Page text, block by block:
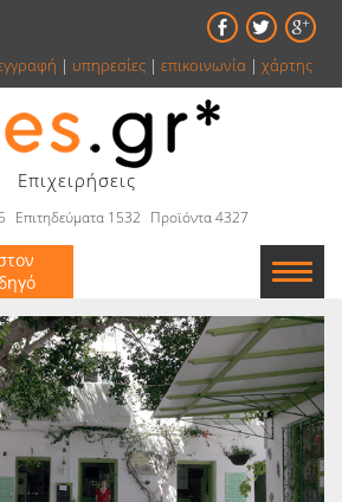
| υπηρεσίες| επικοινωνία| χάρτης
Επιχειρήσεις
Επιτηδεύματα 1532 Προϊόντα 4327